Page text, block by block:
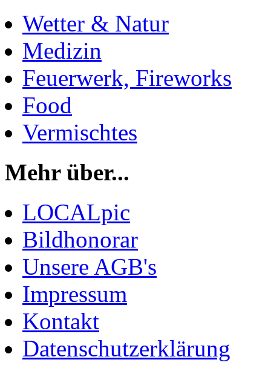
Wetter & Natur
Medizin
Feuerwerk, Fireworks
Food
Vermischtes
Mehr über...
LOCALpic
Bildhonorar
Unsere AGB's
Impressum
Kontakt
Datenschutzerklärung